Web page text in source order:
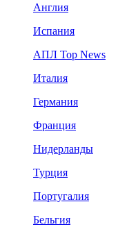
Англия
Испания
АПЛ Top News
Италия
Германия
Франция
Нидерланды
Турция
Португалия
Бельгия